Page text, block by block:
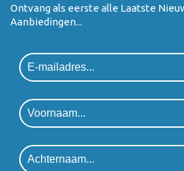
Ontvang als eerste alle Laatste
Aanbiedingen...